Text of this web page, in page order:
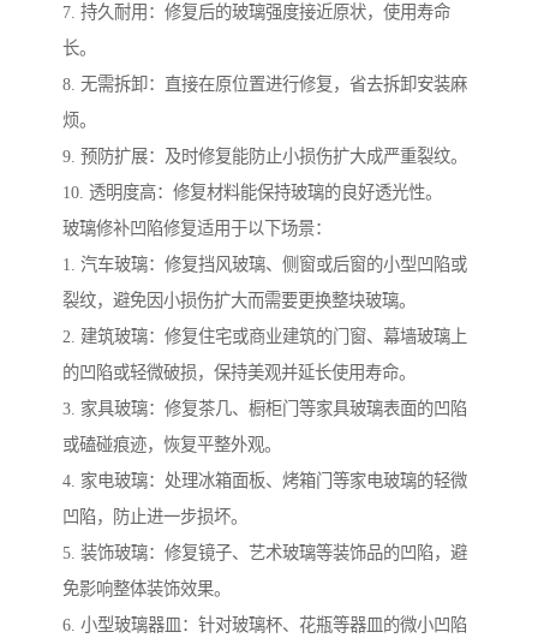
7. 持久耐用：修复后的玻璃强度接近原状，使用寿命
长。
8. 无需拆卸：直接在原位置进行修复，省去拆卸安装麻
烦。
9. 预防扩展：及时修复能防止小损伤扩大成严重裂纹。
10. 透明度高：修复材料能保持玻璃的良好透光性。
玻璃修补凹陷修复适用于以下场景：
1. 汽车玻璃：修复挡风玻璃、侧窗或后窗的小型凹陷或
裂纹，避免因小损伤扩大而需要更换整块玻璃。
2. 建筑玻璃：修复住宅或商业建筑的门窗、幕墙玻璃上
的凹陷或轻微破损，保持美观并延长使用寿命。
3. 家具玻璃：修复茶几、橱柜门等家具玻璃表面的凹陷
或磕碰痕迹，恢复平整外观。
4. 家电玻璃：处理冰箱面板、烤箱门等家电玻璃的轻微
凹陷，防止进一步损坏。
5. 装饰玻璃：修复镜子、艺术玻璃等装饰品的凹陷，避
免影响整体装饰效果。
6. 小型玻璃器皿：针对玻璃杯、花瓶等器皿的微小凹陷